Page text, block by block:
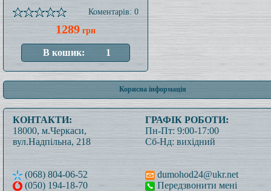
Коментарів: 0
1289 грн
Корисна інформація
КОНТАКТИ:
18000, м.Черкаси,
вул.Надпільна, 218
(068) 804-06-52
(050) 194-18-70
ГРАФІК РОБОТИ:
Пн-Пт: 9:00-17:00
Сб-Нд: вихідний
dumohod24@ukr.net
Передзвонити мені